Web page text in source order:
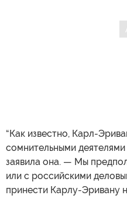
“Как известно, Карл-
сомнительными
заявила она. — Мы
или с российскими
принести Карлу-Эривану